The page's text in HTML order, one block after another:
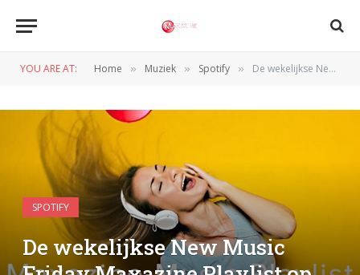
YOU ARE AT: Home » Muziek » Spotify » De wekelijkse New Music Friday Maxazine Playlist op Spotify, 4 april 2025
SPOTIFY
De wekelijkse New Music